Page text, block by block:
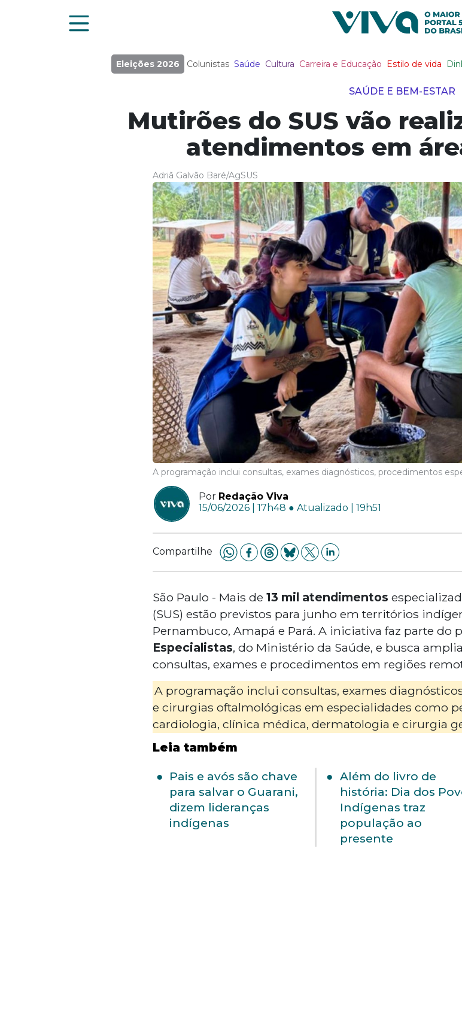
Eleições 2026 Colunistas Saúde Cultura Carreira e Educação Estilo de vida
SAÚDE E BEM-ESTAR
Mutirões do SUS vão
atendimentos em
Adriã Galvão Baré/AgSUS
A programação inclui consultas, exames diagnósticos, procedimentos
Por Redação Viva
15/06/2026 | 17h48 ● Atualizado | 19h51
Compartilhe
São Paulo - Mais de 13 mil atendimentos
(SUS) estão previstos para junho em territórios
Pernambuco, Amapá e Pará. A iniciativa faz parte do
Especialistas, do Ministério da Saúde, e busca
consultas, exames e procedimentos em regiões
A programação inclui consultas, exames
e cirurgias oftalmológicas em especialidades como
cardiologia, clínica médica, dermatologia e cirurgia
Leia também
Pais e avós são chave
para salvar o Guarani,
dizem lideranças
indígenas
Além do livro de
história: Dia dos
Indígenas traz
população ao
presente